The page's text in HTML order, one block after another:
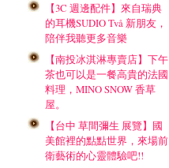
【3C 週邊配件】來自瑞典
的耳機SUDIO Två 新朋友，
陪伴我聽更多音樂
【南投冰淇淋專賣店】下午
茶也可以是一餐高貴的法國
料理，MINO SNOW 香草
屋。
【台中 草間彌生 展覽】國
美館裡的點點世界，來場前
衛藝術的心靈體驗吧!!